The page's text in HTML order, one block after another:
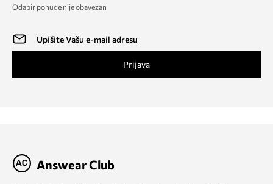
Odabir ponude nije obavezan
Prijava
Answear Club